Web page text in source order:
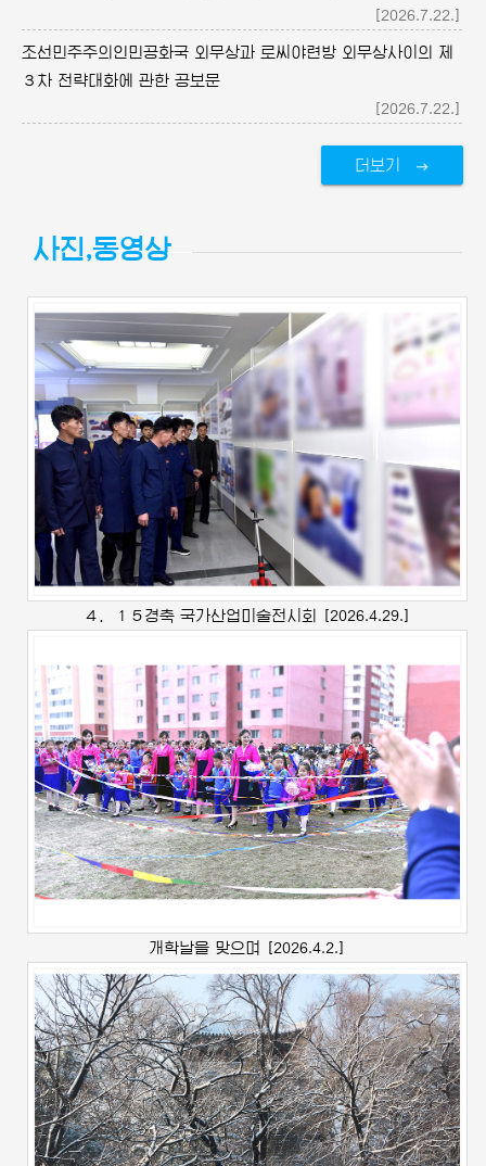
[2026.7.22.]
조선민주주의인민공화국 외무상과 로씨야련방 외무상사이의 제
３차 전략대화에 관한 공보문
[2026.7.22.]
더보기
사진,동영상
４．１５경축 국가산업미술전시회 [2026.4.29.]
개학날을 맞으며 [2026.4.2.]